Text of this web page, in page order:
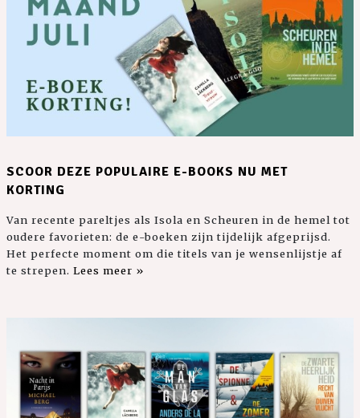
SCOOR DEZE POPULAIRE E-BOOKS NU MET
KORTING
Van recente pareltjes als Isola en Scheuren in de hemel tot
oudere favorieten: de e-boeken zijn tijdelijk afgeprijsd.
Het perfecte moment om die titels van je wensenlijstje af
te strepen. Lees meer »